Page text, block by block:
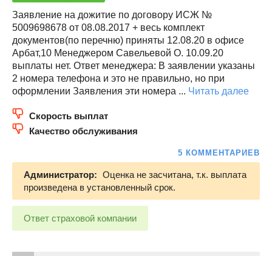
Заявление на дожитие по договору ИСЖ №
5009698678 от 08.08.2017 + весь комплект
документов(по перечню) приняты 12.08.20 в офисе
Арбат,10 Менеджером Савельевой О. 10.09.20
выплаты нет. Ответ менеджера: В заявлении указаны
2 номера телефона и это не правильно, но при
оформлении Заявления эти номера ... Читать далее
Скорость выплат
Качество обслуживания
5 КОММЕНТАРИЕВ
Администратор: Оценка не засчитана, т.к. выплата
произведена в установленный срок.
Ответ страховой компании